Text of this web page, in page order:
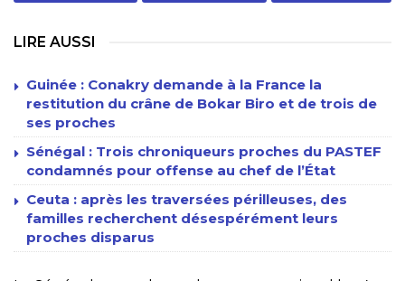
LIRE AUSSI
Guinée : Conakry demande à la France la
restitution du crâne de Bokar Biro et de trois de
ses proches
Sénégal : Trois chroniqueurs proches du PASTEF
condamnés pour offense au chef de l’État
Ceuta : après les traversées périlleuses, des
familles recherchent désespérément leurs
proches disparus